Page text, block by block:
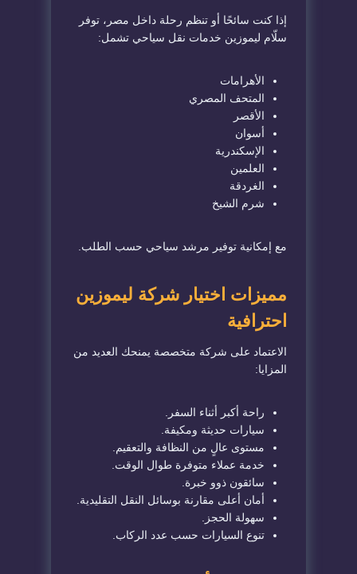
إذا كنت سائحًا أو تنظم رحلة داخل مصر، توفر
سلّام ليموزين خدمات نقل سياحي تشمل:
الأهرامات
المتحف المصري
الأقصر
أسوان
الإسكندرية
العلمين
الغردقة
شرم الشيخ
مع إمكانية توفير مرشد سياحي حسب الطلب.
مميزات اختيار شركة ليموزين
احترافية
الاعتماد على شركة متخصصة يمنحك العديد من
المزايا:
راحة أكبر أثناء السفر.
سيارات حديثة ومكيفة.
مستوى عالٍ من النظافة والتعقيم.
خدمة عملاء متوفرة طوال الوقت.
سائقون ذوو خبرة.
أمان أعلى مقارنة بوسائل النقل التقليدية.
سهولة الحجز.
تنوع السيارات حسب عدد الركاب.